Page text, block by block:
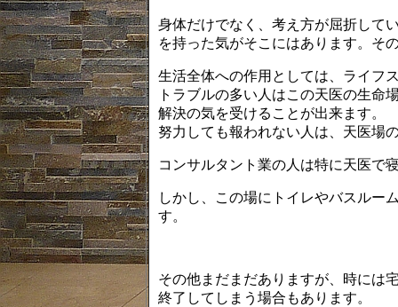
身体だけでなく、考え方が屈折して
を持った気がそこにはあります。そ
生活全体への作用としては、ライフ
トラブルの多い人はこの天医の生命
解決の気を受けることが出来ます。
努力しても報われない人は、天医場
コンサルタント業の人は特に天医で
しかし、この場にトイレやバスルー
す。
その他まだまだありますが、時には
終了してしまう場合もあります。